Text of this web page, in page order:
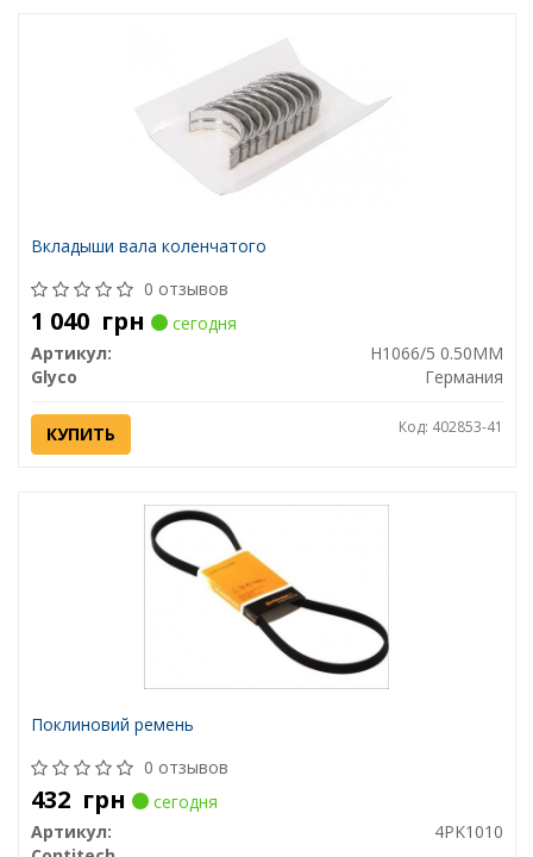
Вкладыши вала коленчатого
0 отзывов
1 040 грн
сегодня
Артикул:
H1066/5 0.50MM
Glyco
Германия
КУПИТЬ Код: 402853-41
Поклиновий ремень
0 отзывов
432 грн
сегодня
Артикул:
4PK1010